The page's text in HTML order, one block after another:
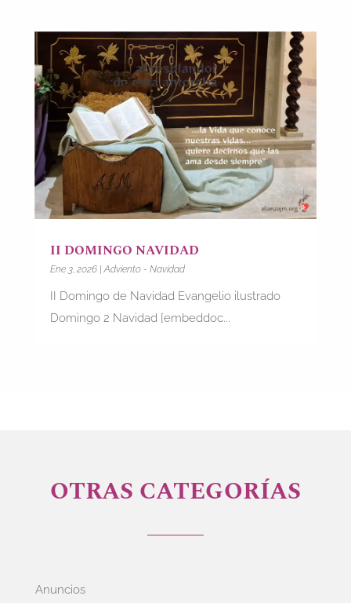
II DOMINGO NAVIDAD
Ene 3, 2026|Adviento - Navidad
II Domingo de Navidad Evangelio ilustrado
Domingo 2 Navidad [embeddoc...
OTRAS CATEGORÍAS
Anuncios